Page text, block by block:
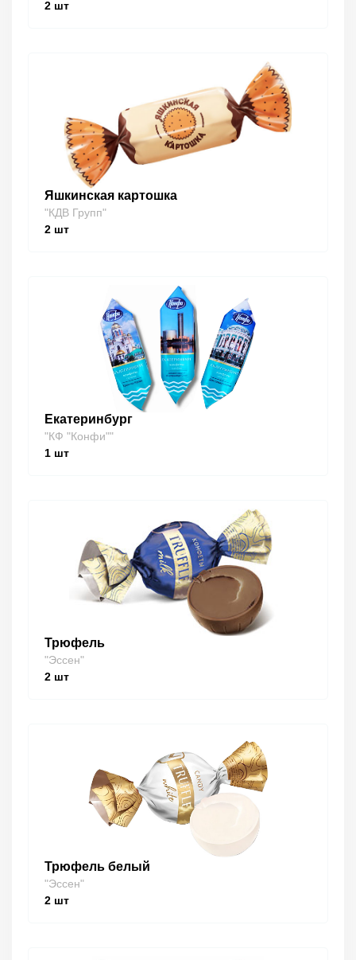
2 шт
Яшкинская картошка
"КДВ Групп"
2 шт
Екатеринбург
"КФ "Конфи""
1 шт
Трюфель
"Эссен"
2 шт
Трюфель белый
"Эссен"
2 шт